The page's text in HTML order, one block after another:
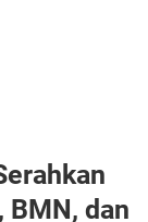
BMN, dan